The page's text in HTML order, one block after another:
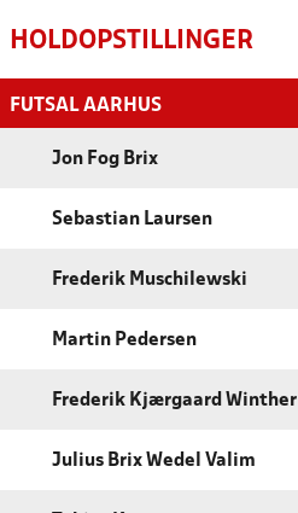
HOLDOPSTILLINGER
FUTSAL AARHUS
Jon Fog Brix
Sebastian Laursen
Frederik Muschilewski
Martin Pedersen
Frederik Kjærgaard Winther
Julius Brix Wedel Valim